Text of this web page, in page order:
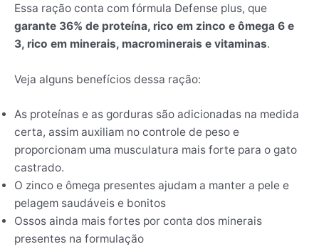
Essa ração conta com fórmula Defense plus, que
garante 36% de proteína, rico em zinco e ômega 6 e
3, rico em minerais, macrominerais e vitaminas.
Veja alguns benefícios dessa ração:
As proteínas e as gorduras são adicionadas na medida
certa, assim auxiliam no controle de peso e
proporcionam uma musculatura mais forte para o gato
castrado.
O zinco e ômega presentes ajudam a manter a pele e
pelagem saudáveis e bonitos
Ossos ainda mais fortes por conta dos minerais
presentes na formulação